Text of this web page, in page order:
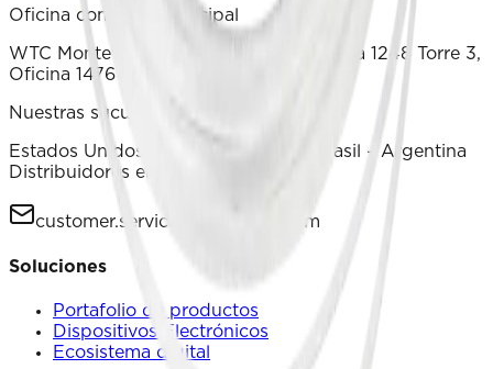
Oficina comercial principal
WTC Montevideo Luis Alberto de Herrera 1248 Torre 3,
Oficina 1476 Montevideo – Uruguay
Nuestras sucursales
Estados Unidos – México – China – Brasil – Argentina
Distribuidores en más de 70 países
customer.service@terragene.com
Soluciones
Portafolio de productos
Dispositivos Electrónicos
Ecosistema digital